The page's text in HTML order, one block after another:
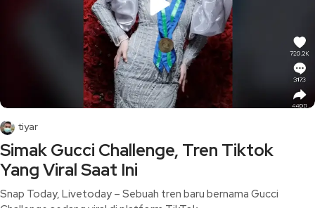
tiyar
Simak Gucci Challenge, Tren Tiktok
Yang Viral Saat Ini
Snap Today, Livetoday – Sebuah tren baru bernama Gucci